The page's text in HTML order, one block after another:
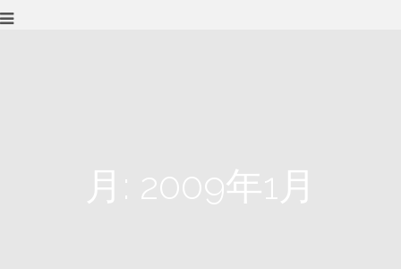
月: 2009年1月